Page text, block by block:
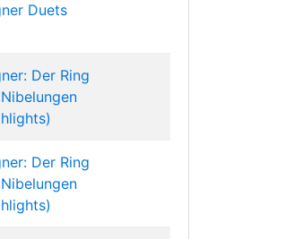
Duets
Der Ring
Der Ring